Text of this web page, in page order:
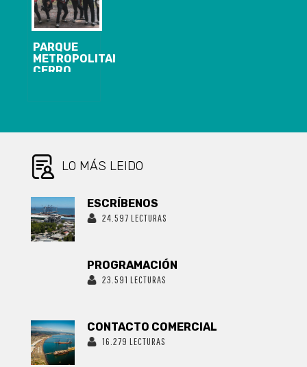
PARQUE
METROPOLITANO
CERRO
LO MÁS LEIDO
ESCRÍBENOS
24.597 LECTURAS
PROGRAMACIÓN
23.591 LECTURAS
CONTACTO COMERCIAL
16.279 LECTURAS